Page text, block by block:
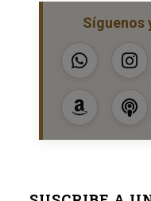
Síguenos